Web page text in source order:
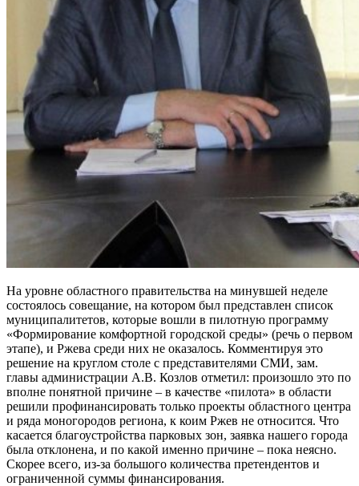
На уровне областного правительства на минувшей неделе
состоялось совещание, на котором был представлен список
муниципалитетов, которые вошли в пилотную программу
«Формирование комфортной городской среды» (речь о первом
этапе), и Ржева среди них не оказалось. Комментируя это
решение на круглом столе с представителями СМИ, зам.
главы администрации А.В. Козлов отметил: произошло это по
вполне понятной причине – в качестве «пилота» в области
решили профинансировать только проекты областного центра
и ряда моногородов региона, к коим Ржев не относится. Что
касается благоустройства парковых зон, заявка нашего города
была отклонена, и по какой именно причине – пока неясно.
Скорее всего, из-за большого количества претендентов и
ограниченной суммы финансирования.